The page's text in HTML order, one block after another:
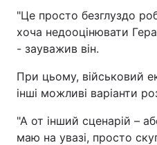
"Це просто безглуздо
хоча недооцінювати
- зауважив він.
При цьому, військовий
інші можливі варіанти
"А от інший сценарій –
маю на увазі, просто